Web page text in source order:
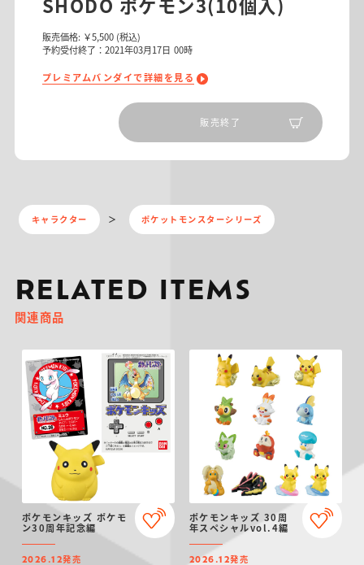
販売価格: ￥5,500 (税込)
予約受付終了：2021年03月17日 00時
プレミアムバンダイで詳細を見る
販売終了
キャラクター ポケットモンスターシリーズ
RELATED ITEMS
関連商品
ポケモンキッズ ポケモ
ン30周年記念編
2026.12発売
ポケモンキッズ 30周
年スペシャルvol.4編
2026.12発売